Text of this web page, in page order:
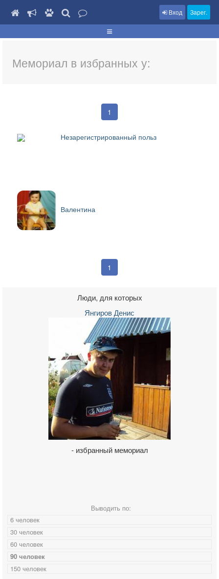
Вход Зарег.
Мемориал в избранных у:
1
Незарегистрированный польз
Валентина
1
Люди, для которых
Янгиров Денис
- избранный мемориал
Выводить по:
6 человек
30 человек
60 человек
90 человек
150 человек